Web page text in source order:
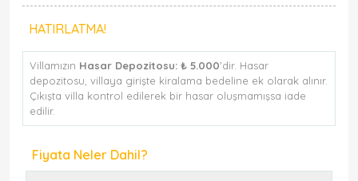
HATIRLATMA!
Villamızın Hasar Depozitosu: ₺ 5.000'dir. Hasar
depozitosu, villaya girişte kiralama bedeline ek olarak alınır.
Çıkışta villa kontrol edilerek bir hasar oluşmamışsa iade
edilir.
Fiyata Neler Dahil?